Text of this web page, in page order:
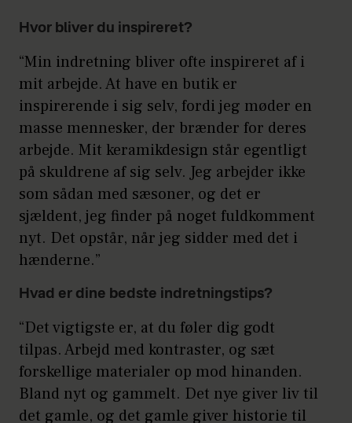
Hvor bliver du inspireret?
“Min indretning bliver ofte inspireret af i
mit arbejde. At have en butik er
inspirerende i sig selv, fordi jeg møder en
masse mennesker, der brænder for deres
arbejde. Mit keramikdesign står egentligt
på skuldrene af sig selv. Jeg arbejder ikke
som sådan med sæsoner, og det er
sjældent, jeg finder på noget fuldkomment
nyt. Det opstår, når jeg sidder med det i
hænderne.”
Hvad er dine bedste indretningstips?
“Det vigtigste er, at du føler dig godt
tilpas. Arbejd med kontraster, og sæt
forskellige materialer op mod hinanden.
Bland nyt og gammelt. Det nye giver liv til
det gamle, og det gamle giver historie til